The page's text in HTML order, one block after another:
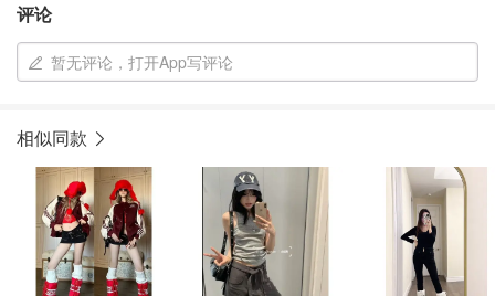
评论
暂无评论，打开App写评论
相似同款